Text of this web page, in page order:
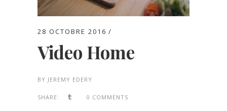
28 OCTOBRE 2016
Video Home
BY JEREMY EDERY
SHARE: 0 COMMENTS